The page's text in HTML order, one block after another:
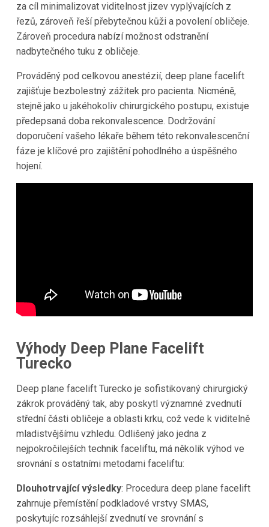
za cíl minimalizovat viditelnost jizev vyplývajících z
řezů, zároveň řeší přebytečnou kůži a povolení obličeje.
Zároveň procedura nabízí možnost odstranění
nadbytečného tuku z obličeje.
Prováděný pod celkovou anestézií, deep plane facelift
zajišťuje bezbolestný zážitek pro pacienta. Nicméně,
stejně jako u jakéhokoliv chirurgického postupu, existuje
předepsaná doba rekonvalescence. Dodržování
doporučení vašeho lékaře během této rekonvalescenční
fáze je klíčové pro zajištění pohodlného a úspěšného
hojení.
Výhody Deep Plane Facelift
Turecko
Deep plane facelift Turecko je sofistikovaný chirurgický
zákrok prováděný tak, aby poskytl významné zvednutí
střední části obličeje a oblasti krku, což vede k viditelně
mladistvějšímu vzhledu. Odlišený jako jedna z
nejpokročilejších technik faceliftu, má několik výhod ve
srovnání s ostatními metodami faceliftu:
Dlouhotrvající výsledky: Procedura deep plane facelift
zahrnuje přemístění podkladové vrstvy SMAS,
poskytujíc rozsáhlejší zvednutí ve srovnání s